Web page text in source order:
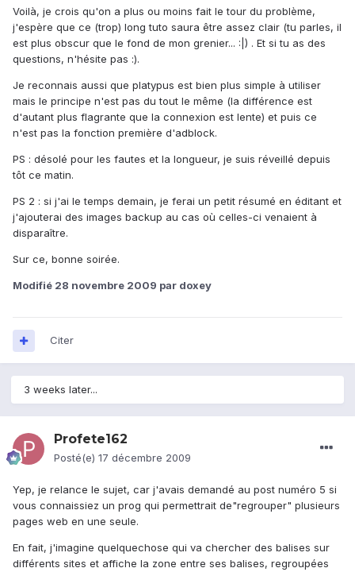
Voilà, je crois qu'on a plus ou moins fait le tour du problème,
j'espère que ce (trop) long tuto saura être assez clair (tu parles, il
est plus obscur que le fond de mon grenier... :|) . Et si tu as des
questions, n'hésite pas :).
Je reconnais aussi que platypus est bien plus simple à utiliser
mais le principe n'est pas du tout le même (la différence est
d'autant plus flagrante que la connexion est lente) et puis ce
n'est pas la fonction première d'adblock.
PS : désolé pour les fautes et la longueur, je suis réveillé depuis
tôt ce matin.
PS 2 : si j'ai le temps demain, je ferai un petit résumé en éditant et
j'ajouterai des images backup au cas où celles-ci venaient à
disparaître.
Sur ce, bonne soirée.
Modifié 28 novembre 2009 par doxey
Citer
3 weeks later...
Profete162
Posté(e) 17 décembre 2009
Yep, je relance le sujet, car j'avais demandé au post numéro 5 si
vous connaissiez un prog qui permettrait de"regrouper" plusieurs
pages web en une seule.
En fait, j'imagine quelquechose qui va chercher des balises sur
différents sites et affiche la zone entre ses balises, regroupées